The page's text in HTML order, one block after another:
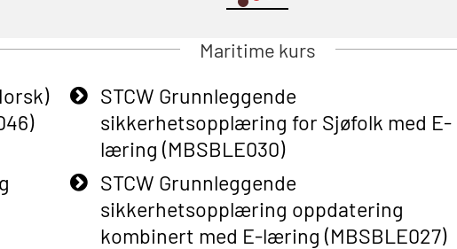
Maritime kurs
STCW Grunnleggende
sikkerhetsopplæring for Sjøfolk med E-
læring (MBSBLE030)
STCW Grunnleggende
sikkerhetsopplæring oppdatering
kombinert med E-læring (MBSBLE027)